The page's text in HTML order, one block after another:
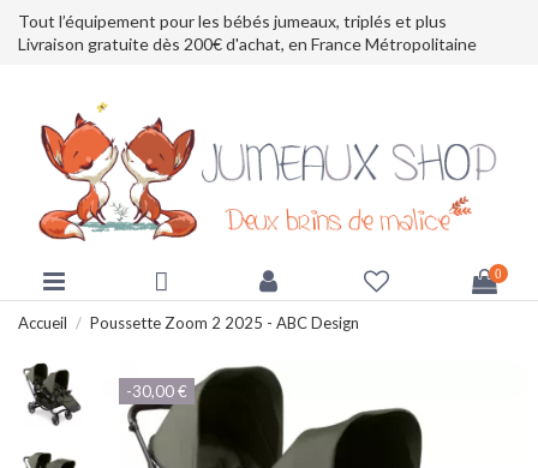
Tout l’équipement pour les bébés jumeaux, triplés et plus
Livraison gratuite dès 200€ d'achat, en France Métropolitaine
0
Accueil Poussette Zoom 2 2025 - ABC Design
-30,00 €